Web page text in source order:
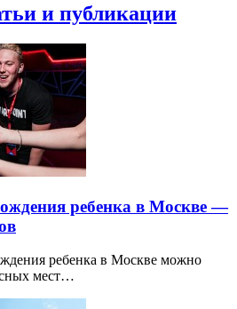
и публикации
ребенка в Москве —
ребенка в Москве можно
мест…